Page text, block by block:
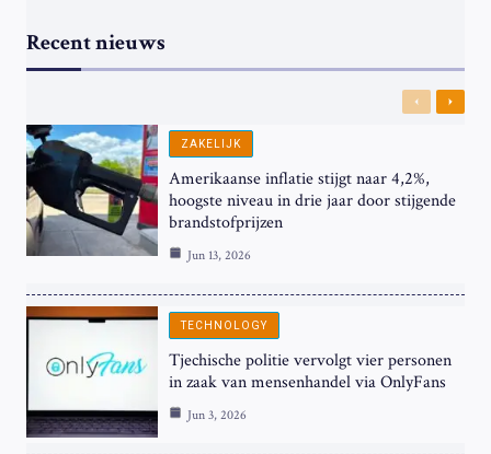
Recent nieuws
Previous
Next
ZAKELIJK
Amerikaanse inflatie stijgt naar 4,2%,
hoogste niveau in drie jaar door stijgende
brandstofprijzen
Jun 13, 2026
TECHNOLOGY
Tjechische politie vervolgt vier personen
in zaak van mensenhandel via OnlyFans
Jun 3, 2026